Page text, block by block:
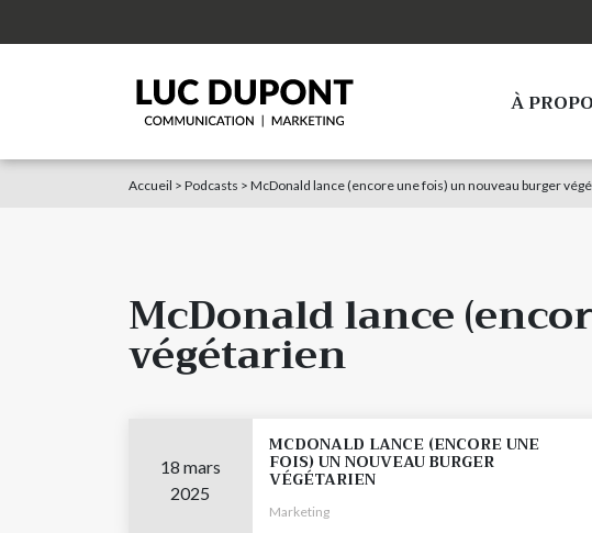
À
Accueil > Podcasts > McDonald lance (encore une fois) un nouveau burger
McDonald lance
végétarien
18 mars
2025
MCDONALD LANCE (ENCORE UNE
FOIS) UN NOUVEAU BURGER
VÉGÉTARIEN
Marketing